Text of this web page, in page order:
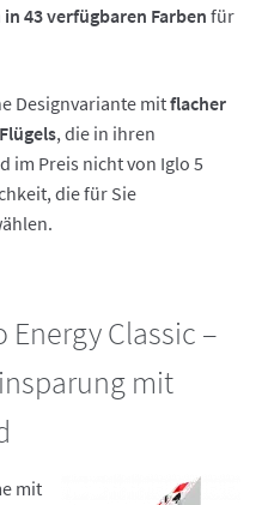
43 verfügbaren Farben für
Designvariante mitflacher
, die in ihren
im Preis nicht von Iglo 5
die für Sie
Energy Classic –
mit
mit